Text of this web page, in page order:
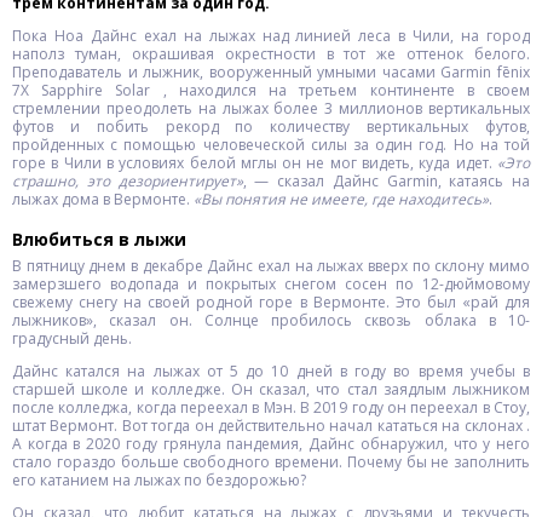
Пока Ноа Дайнс ехал на лыжах над линией леса в Чили, на город
наполз туман, окрашивая окрестности в тот же оттенок белого.
Преподаватель и лыжник, вооруженный умными часами Garmin fēnix
7X Sapphire Solar , находился на третьем континенте в своем
стремлении преодолеть на лыжах более 3 миллионов вертикальных
футов и побить рекорд по количеству вертикальных футов,
пройденных с помощью человеческой силы за один год. Но на той
горе в Чили в условиях белой мглы он не мог видеть, куда идет. «Это
страшно, это дезориентирует», — сказал Дайнс Garmin, катаясь на
лыжах дома в Вермонте. «Вы понятия не имеете, где находитесь».
Влюбиться в лыжи
В пятницу днем ​​в декабре Дайнс ехал на лыжах вверх по склону мимо
замерзшего водопада и покрытых снегом сосен по 12-дюймовому
свежему снегу на своей родной горе в Вермонте. Это был «рай для
лыжников», сказал он. Солнце пробилось сквозь облака в 10-
градусный день.
Дайнс катался на лыжах от 5 до 10 дней в году во время учебы в
старшей школе и колледже. Он сказал, что стал заядлым лыжником
после колледжа, когда переехал в Мэн. В 2019 году он переехал в Стоу,
штат Вермонт. Вот тогда он действительно начал кататься на склонах .
А когда в 2020 году грянула пандемия, Дайнс обнаружил, что у него
стало гораздо больше свободного времени. Почему бы не заполнить
его катанием на лыжах по бездорожью?